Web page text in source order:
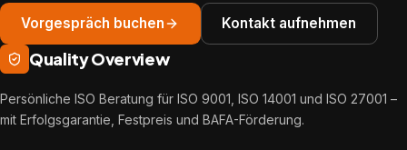
Vorgespräch buchen Kontakt aufnehmen
Quality Overview
Persönliche ISO Beratung für ISO 9001, ISO 14001 und ISO 27001 –
mit Erfolgsgarantie, Festpreis und BAFA-Förderung.